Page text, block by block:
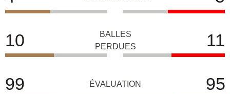
10
BALLES
PERDUES
11
99 ÉVALUATION 95